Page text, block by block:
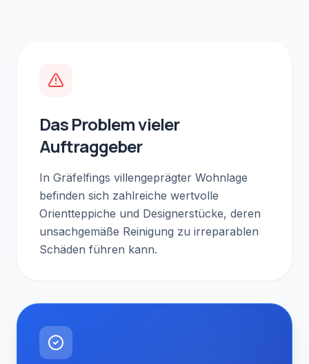
Das Problem vieler
Auftraggeber
In Gräfelfings villengeprägter Wohnlage
befinden sich zahlreiche wertvolle
Orientteppiche und Designerstücke, deren
unsachgemäße Reinigung zu irreparablen
Schäden führen kann.